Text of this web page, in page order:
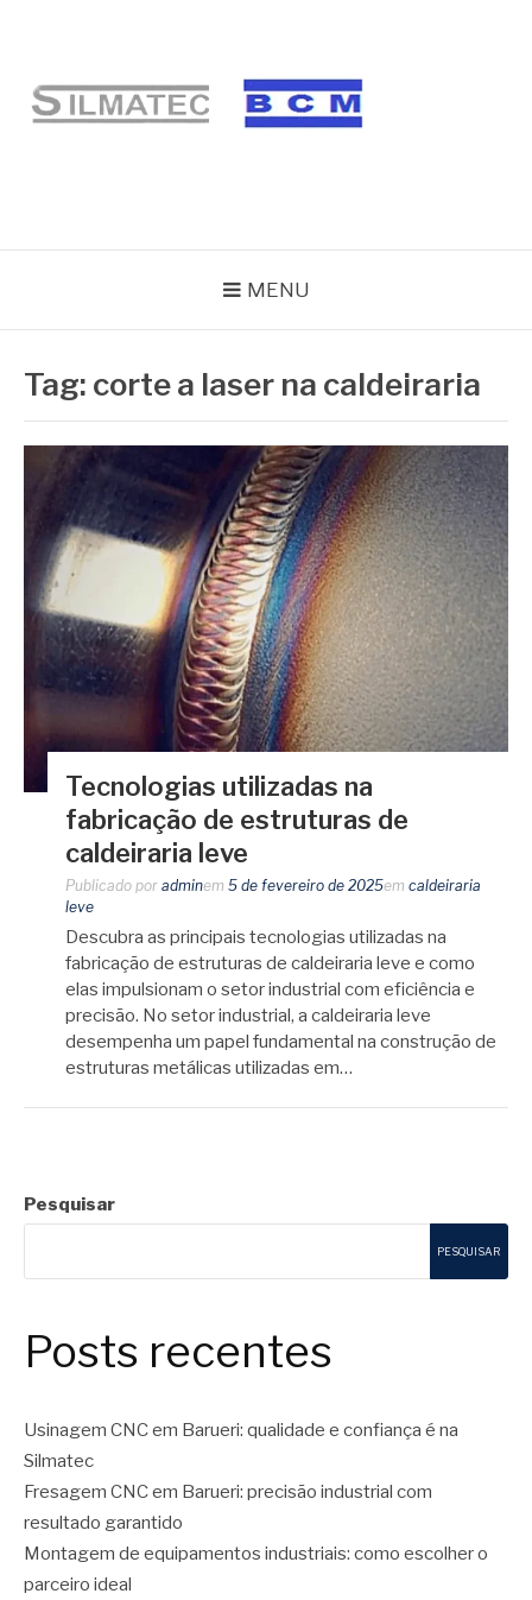
conteúdo
MENU
Tag: corte a laser na caldeiraria
Tecnologias utilizadas na
fabricação de estruturas de
caldeiraria leve
Publicado por adminem 5 de fevereiro de 2025em caldeiraria
leve
Descubra as principais tecnologias utilizadas na
fabricação de estruturas de caldeiraria leve e como
elas impulsionam o setor industrial com eficiência e
precisão. No setor industrial, a caldeiraria leve
desempenha um papel fundamental na construção de
estruturas metálicas utilizadas em…
Pesquisar
PESQUISAR
Posts recentes
Usinagem CNC em Barueri: qualidade e confiança é na
Silmatec
Fresagem CNC em Barueri: precisão industrial com
resultado garantido
Montagem de equipamentos industriais: como escolher o
parceiro ideal